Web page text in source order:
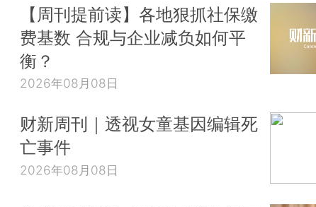
【周刊提前读】各地狠抓社保缴
费基数 合规与企业减负如何平
衡？
2026年08月08日
财新周刊｜透视女童基因编辑死
亡事件
2026年08月08日